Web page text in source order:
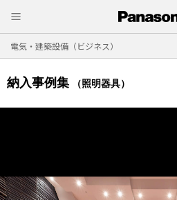
電気・建築設備（ビジネス）
納入事例集 （照明器具）